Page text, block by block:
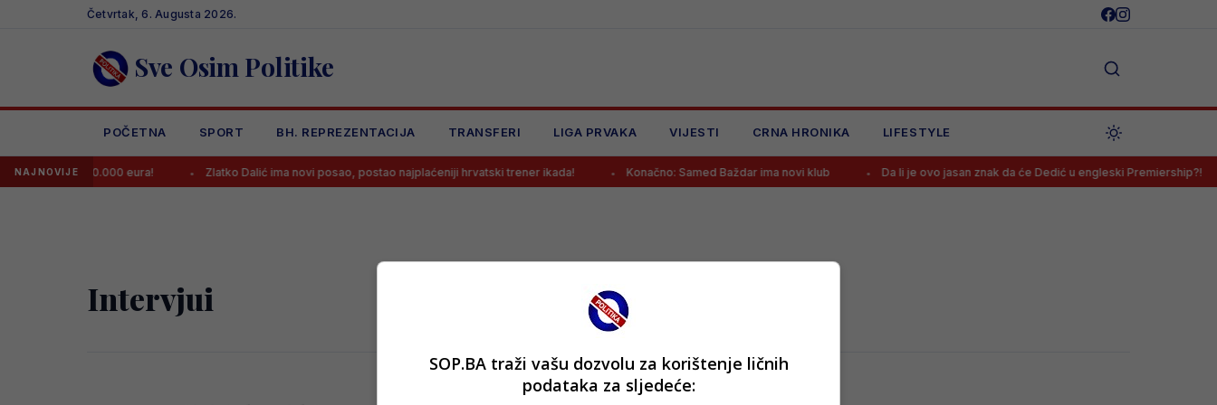
Četvrtak, 6. Augusta 2026.
Sve Osim Politike
POČETNA SPORT BH. REPREZENTACIJA TRANSFERI LIGA PRVAKA VIJESTI CRNA HRONIKA LIFESTYLE
NAJNOVIJE
od 140.000.000 eura! Zlatko Dalić ima novi posao, postao najplaćeniji hrvatski trener ikada! Konačno: Samed Baždar ima novi klub Da li je ovo jasan znak da će Dedić u engleski Premiership?!
Intervjui
SOP.BA traži vašu dozvolu za korištenje ličnih
podataka za sljedeće: